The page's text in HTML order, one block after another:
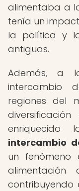
alimentaba a
tenía un
la política y
antiguas.
Además, a
intercambio
regiones del
enriquecido
intercambio
un
contribuyendo